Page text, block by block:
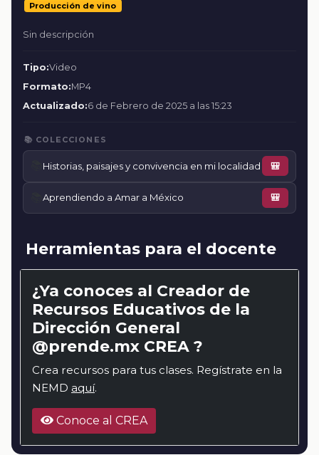
Producción de vino
Sin descripción
Tipo:Video
Formato:MP4
Actualizado:6 de Febrero de 2025 a las 15:23
📚 COLECCIONES
Historias, paisajes y convivencia en mi localidad 🎒
📚Aprendiendo a Amar a México 🎒
Herramientas para el docente
¿Ya conoces al Creador de
Recursos Educativos de la
Dirección General
@prende.mx CREA ?
Crea recursos para tus clases. Regístrate en la
NEMD aquí.
Conoce al CREA